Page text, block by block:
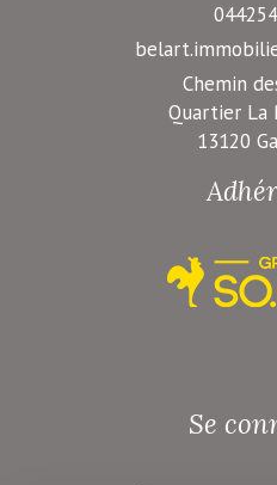
Chemin
Quartier La
13120
Se